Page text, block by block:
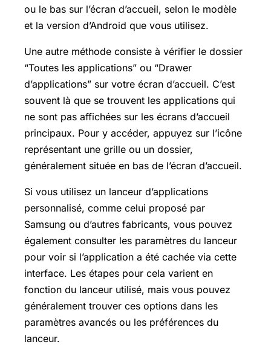
ou le bas sur l’écran d’accueil, selon le modèle
et la version d’Android que vous utilisez.
Une autre méthode consiste à vérifier le dossier
“Toutes les applications” ou “Drawer
d’applications” sur votre écran d’accueil. C’est
souvent là que se trouvent les applications qui
ne sont pas affichées sur les écrans d’accueil
principaux. Pour y accéder, appuyez sur l’icône
représentant une grille ou un dossier,
généralement située en bas de l’écran d’accueil.
Si vous utilisez un lanceur d’applications
personnalisé, comme celui proposé par
Samsung ou d’autres fabricants, vous pouvez
également consulter les paramètres du lanceur
pour voir si l’application a été cachée via cette
interface. Les étapes pour cela varient en
fonction du lanceur utilisé, mais vous pouvez
généralement trouver ces options dans les
paramètres avancés ou les préférences du
lanceur.